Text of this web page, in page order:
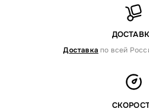
Доставка по всей